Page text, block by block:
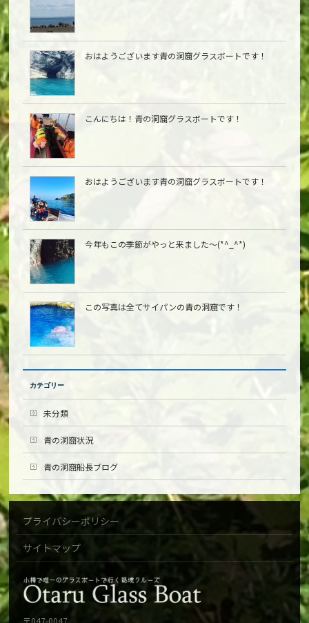
おはようございます青の洞窟グラスボートです！
こんにちは︎！青の洞窟グラスボートです！
おはようございます青の洞窟グラスボートです！
今年もこの季節がやっと来ました〜(*^_^*)
この写真は全てサイパンの青の洞窟です！
カテゴリー
未分類
青の洞窟状況
青の洞窟船長ブログ
プライバシーポリシー
サイトマップ
〒047-0047